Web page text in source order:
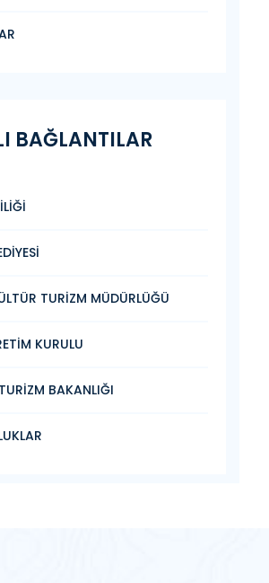
BAĞLANTILAR
TURİZM MÜDÜRLÜĞÜ
KURULU
BAKANLIĞI